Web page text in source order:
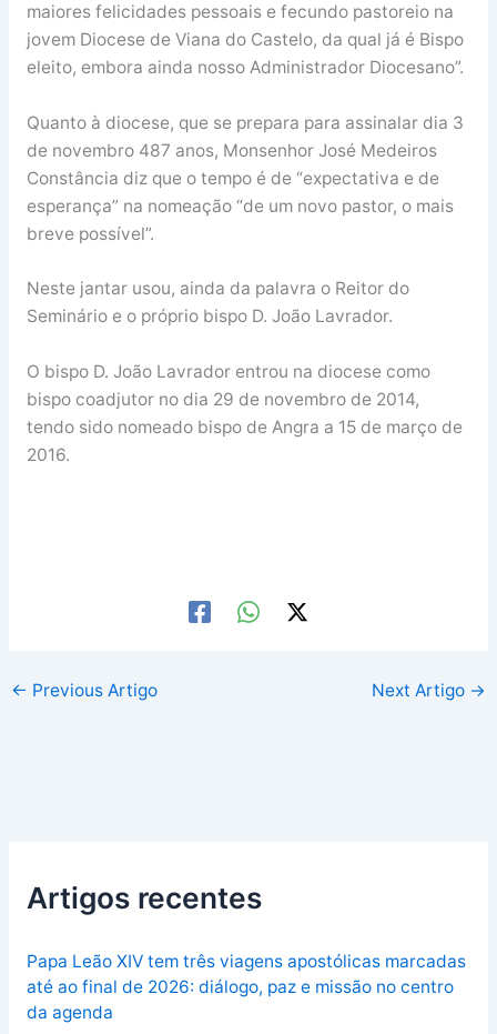
maiores felicidades pessoais e fecundo pastoreio na
jovem Diocese de Viana do Castelo, da qual já é Bispo
eleito, embora ainda nosso Administrador Diocesano”.
Quanto à diocese, que se prepara para assinalar dia 3
de novembro 487 anos, Monsenhor José Medeiros
Constância diz que o tempo é de “expectativa e de
esperança” na nomeação “de um novo pastor, o mais
breve possível”.
Neste jantar usou, ainda da palavra o Reitor do
Seminário e o próprio bispo D. João Lavrador.
O bispo D. João Lavrador entrou na diocese como
bispo coadjutor no dia 29 de novembro de 2014,
tendo sido nomeado bispo de Angra a 15 de março de
2016.
← Previous Artigo Next Artigo →
Artigos recentes
Papa Leão XIV tem três viagens apostólicas marcadas
até ao final de 2026: diálogo, paz e missão no centro
da agenda